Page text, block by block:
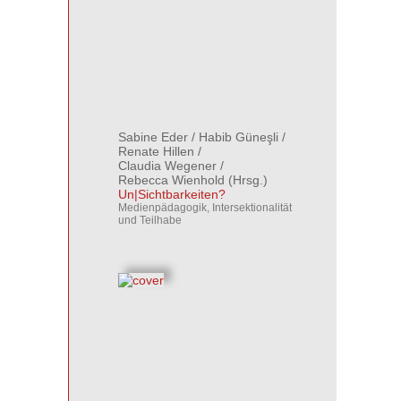
Sabine Eder / Habib Güneşli /
Renate Hillen /
Claudia Wegener /
Rebecca Wienhold (Hrsg.)
Un|Sichtbarkeiten?
Medienpädagogik, Intersektionalität
und Teilhabe